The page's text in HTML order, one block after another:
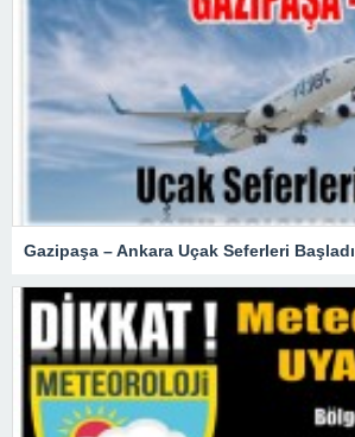
Gazipaşa – Ankara Uçak Seferleri Başladı